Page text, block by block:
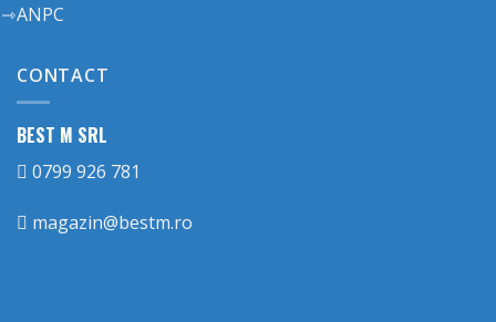
ANPC
CONTACT
BEST M SRL
0799 926 781
magazin@bestm.ro